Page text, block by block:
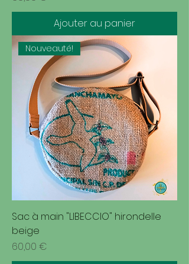
Ajouter au panier
Nouveauté!
Sac à main "LIBECCIO" hirondelle
beige
Prix
60,00 €